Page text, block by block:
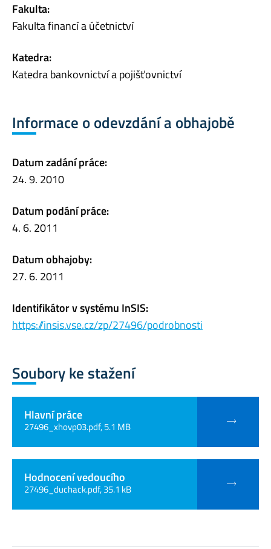
Fakulta:
Fakulta financí a účetnictví
Katedra:
Katedra bankovnictví a pojišťovnictví
Informace o odevzdání a obhajobě
Datum zadání práce:
24. 9. 2010
Datum podání práce:
4. 6. 2011
Datum obhajoby:
27. 6. 2011
Identifikátor v systému InSIS:
https://insis.vse.cz/zp/27496/podrobnosti
Soubory ke stažení
Hlavní práce
27496_xhovp03.pdf, 5.1 MB
Hodnocení vedoucího
27496_duchack.pdf, 35.1 kB